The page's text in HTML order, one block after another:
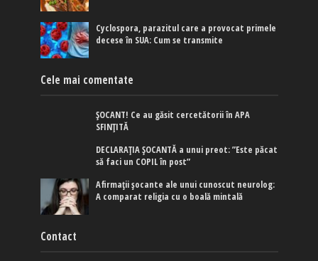
Cyclospora, parazitul care a provocat primele
decese în SUA: Cum se transmite
Cele mai comentate
ȘOCANT! Ce au găsit cercetătorii în APA
SFINȚITĂ
DECLARAȚIA ȘOCANTĂ a unui preot: ”Este păcat
să faci un COPIL în post”
Afirmaţii şocante ale unui cunoscut neurolog:
A comparat religia cu o boală mintală
Contact